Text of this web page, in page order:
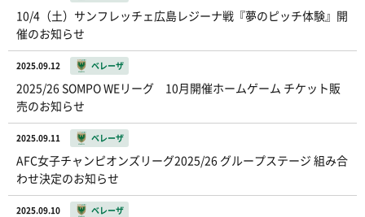
10/4（土）サンフレッチェ広島レジーナ戦『夢のピッチ体験』開
催のお知らせ
2025.09.12 ベレーザ
2025/26 SOMPO WEリーグ 10月開催ホームゲーム チケット販
売のお知らせ
2025.09.11 ベレーザ
AFC女子チャンピオンズリーグ2025/26 グループステージ 組み合
わせ決定のお知らせ
2025.09.10 ベレーザ